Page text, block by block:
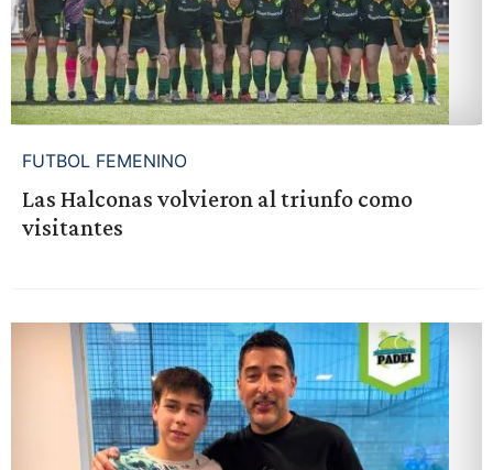
FUTBOL FEMENINO
Las Halconas volvieron al triunfo como
visitantes